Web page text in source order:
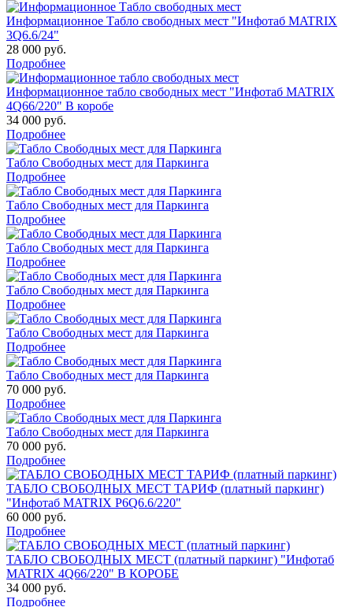
Информационное Табло свободных мест "Инфотаб MATRIX
3Q6.6/24"
28 000 руб.
Подробнее
Информационное табло свободных мест "Инфотаб MATRIX
4Q66/220" В коробе
34 000 руб.
Подробнее
Табло Свободных мест для Паркинга
Подробнее
Табло Свободных мест для Паркинга
Подробнее
Табло Свободных мест для Паркинга
Подробнее
Табло Свободных мест для Паркинга
Подробнее
Табло Свободных мест для Паркинга
Подробнее
Табло Свободных мест для Паркинга
70 000 руб.
Подробнее
Табло Свободных мест для Паркинга
70 000 руб.
Подробнее
ТАБЛО СВОБОДНЫХ МЕСТ ТАРИФ (платный паркинг)
"Инфотаб MATRIX P6Q6.6/220"
60 000 руб.
Подробнее
ТАБЛО СВОБОДНЫХ МЕСТ (платный паркинг) "Инфотаб
MATRIX 4Q66/220" В КОРОБЕ
34 000 руб.
Подробнее